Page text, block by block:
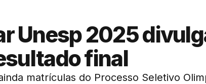
Unesp 2025
final
matrículas do Processo Seletivo